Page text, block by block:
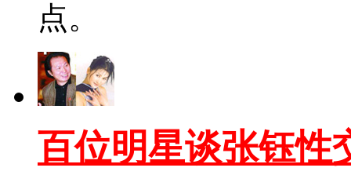
点。
百位明星谈张钰性